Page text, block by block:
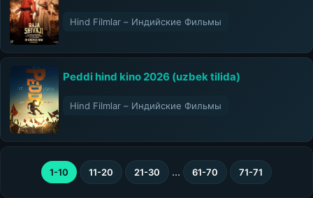
Hind Filmlar – Индийские Фильмы
Peddi hind kino 2026 (uzbek tilida)
Hind Filmlar – Индийские Фильмы
1-10 11-20 21-30 ... 61-70 71-71